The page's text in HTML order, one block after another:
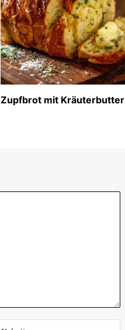
Zupfbrot mit Kräuterbutter